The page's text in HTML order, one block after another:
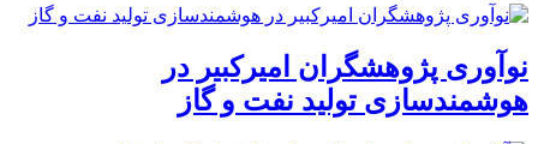
نوآوری پژوهشگران امیرکبیر در
هوشمندسازی تولید نفت و گاز